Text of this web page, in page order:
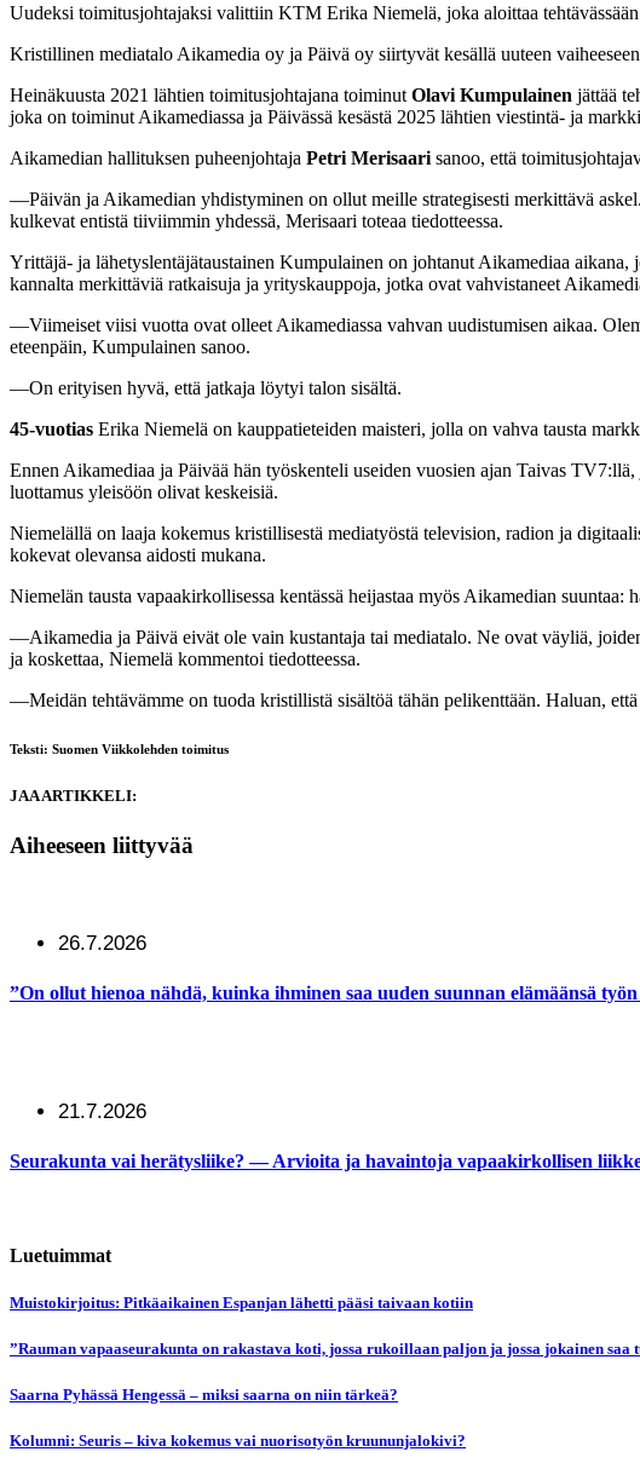
Uudeksi toimitusjohtajaksi valittiin KTM Erika Niemelä, joka aloittaa
Kristillinen mediatalo Aikamedia oy ja Päivä oy siirtyvät kesällä uuteen
Heinäkuusta 2021 lähtien toimitusjohtajana toiminut Olavi Kumpulainen jättää
joka on toiminut Aikamediassa ja Päivässä kesästä 2025 lähtien viestintä- ja
Aikamedian hallituksen puheenjohtaja Petri Merisaari sanoo, että
—Päivän ja Aikamedian yhdistyminen on ollut meille strategisesti merkittävä
kulkevat entistä tiiviimmin yhdessä, Merisaari toteaa tiedotteessa.
Yrittäjä- ja lähetyslentäjätaustainen Kumpulainen on johtanut Aikamediaa
kannalta merkittäviä ratkaisuja ja yrityskauppoja, jotka ovat vahvistaneet
—Viimeiset viisi vuotta ovat olleet Aikamediassa vahvan uudistumisen aikaa.
eteenpäin, Kumpulainen sanoo.
—On erityisen hyvä, että jatkaja löytyi talon sisältä.
45-vuotias Erika Niemelä on kauppatieteiden maisteri, jolla on vahva tausta
Ennen Aikamediaa ja Päivää hän työskenteli useiden vuosien ajan Taivas
luottamus yleisöön olivat keskeisiä.
Niemelällä on laaja kokemus kristillisestä mediatyöstä television, radion ja
kokevat olevansa aidosti mukana.
Niemelän tausta vapaakirkollisessa kentässä heijastaa myös Aikamedian
—Aikamedia ja Päivä eivät ole vain kustantaja tai mediatalo. Ne ovat väyliä,
ja koskettaa, Niemelä kommentoi tiedotteessa.
—Meidän tehtävämme on tuoda kristillistä sisältöä tähän pelikenttään. Haluan,
Teksti: Suomen Viikkolehden toimitus
JAA ARTIKKELI:
Aiheeseen liittyvää
26.7.2026
”On ollut hienoa nähdä, kuinka ihminen saa uuden suunnan elämäänsä
21.7.2026
Seurakunta vai herätysliike? — Arvioita ja havaintoja vapaakirkollisen
Luetuimmat
Muistokirjoitus: Pitkäaikainen Espanjan lähetti pääsi taivaan kotiin
”Rauman vapaaseurakunta on rakastava koti, jossa rukoillaan paljon ja jossa jokainen saa
Saarna Pyhässä Hengessä – miksi saarna on niin tärkeä?
Kolumni: Seuris – kiva kokemus vai nuorisotyön kruununjalokivi?